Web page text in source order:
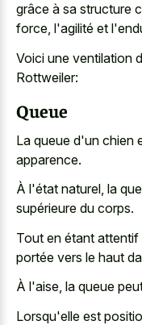
grâce à sa structure
force, l'agilité et
Voici une ventilation
Rottweiler:
Queue
La queue d'un chien
apparence.
À l'état naturel, la
supérieure du corps.
Tout en étant
portée vers le haut
À l'aise, la queue
Lorsqu'elle est